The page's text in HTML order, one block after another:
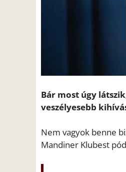
Bár most úgy
veszélyesebb
Nem vagyok benne
Mandiner Klubest